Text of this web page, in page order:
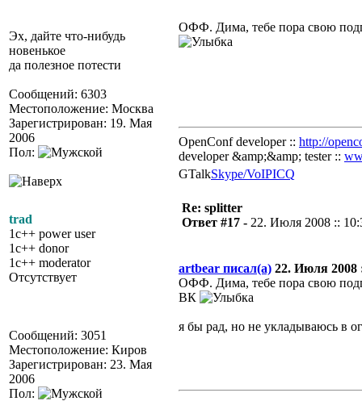
Эх, дайте что-нибудь
новенькое
да полезное потести
Сообщений: 6303
Местоположение: Москва
Зарегистрирован: 19. Мая
2006
Пол:
ОФФ. Дима, тебе пора свою
OpenConf developer :: http://
developer &amp;&amp; tester ::
GTalkSkype/VoIPICQ
trad
1c++ power user
1c++ donor
1c++ moderator
Отсутствует
Сообщений: 3051
Местоположение: Киров
Зарегистрирован: 23. Мая
2006
Пол:
Re: splitter
Ответ #17 - 22. Июля 2008 ::
artbear писал(а) 22. Июля 2008
ОФФ. Дима, тебе пора свою
ВК
я бы рад, но не укладываюсь в